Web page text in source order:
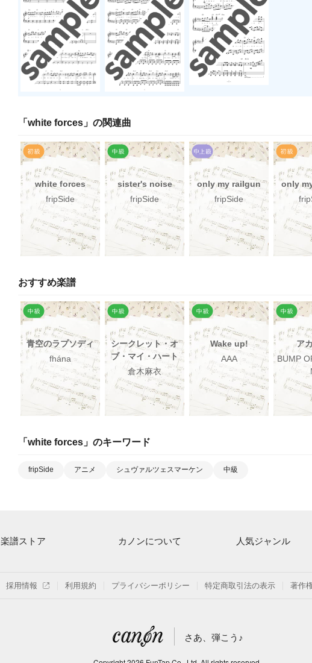
「 white forces 」の関連曲
white forces
fripSide
sister's noise
fripSide
only my railgun
fripSide
only
おすすめ楽譜
青空のラプソディ
fhána
シークレット・オ
ブ・マイ・ハート
倉木麻衣
Wake up!
AAA
ア
BUMP
「 white forces 」のキーワード
fripSide アニメ シュヴァルツェスマーケン 中級
楽譜ストア
楽曲一覧
カノンについて
月額プラン
よくあるご質問
人気ジャンル
クラシック
採用情報 利用規約 プライバシーポリシー 特定商取引法の表示 著作
さあ、弾こう♪